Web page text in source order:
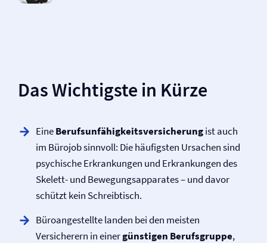
Das Wichtigste in Kürze
EineBerufs­unfähigkeits­versicherungist auch
im Bürojob sinnvoll: Die häufigsten Ursachen sind
psychische Erkrankungen und Erkrankungen des
Skelett- und Bewegungsapparates – und davor
schützt kein Schreibtisch.
Büroangestellte landen bei den meisten
Versicherern in einergünstigen Berufsgruppe,